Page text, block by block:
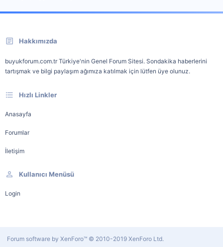
Hakkımızda
buyukforum.com.tr Türkiye'nin Genel Forum Sitesi. Sondakika haberlerini
tartışmak ve bilgi paylaşım ağımıza katılmak için lütfen üye olunuz.
Hızlı Linkler
Anasayfa
Forumlar
İletişim
Kullanıcı Menüsü
Login
Forum software by XenForo™ © 2010-2019 XenForo Ltd.